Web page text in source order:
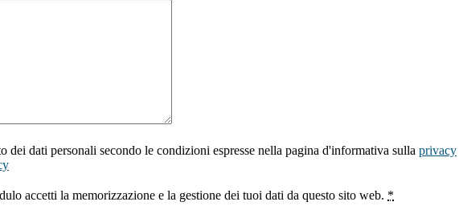
dei dati personali secondo le condizioni espresse nella pagina d'informativa sulla privacy
accetti la memorizzazione e la gestione dei tuoi dati da questo sito web. *